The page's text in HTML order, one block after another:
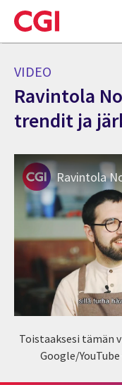
Skip
to
main
VIDEO
Ravintola
trendit ja
Ravintola
Toistaaksesi tämän
Google/